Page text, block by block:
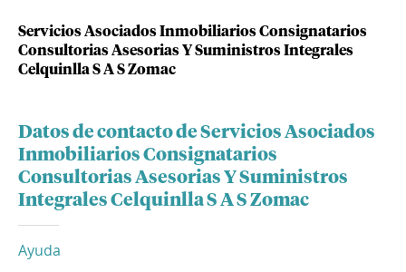
Servicios Asociados Inmobiliarios Consignatarios
Consultorias Asesorias Y Suministros Integrales
Celquinlla S A S Zomac
Datos de contacto de Servicios Asociados
Inmobiliarios Consignatarios
Consultorias Asesorias Y Suministros
Integrales Celquinlla S A S Zomac
Ayuda